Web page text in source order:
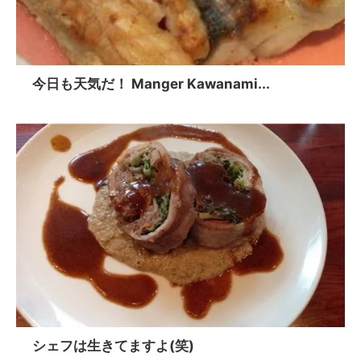
今日も天気だ！ Manger Kawanami...
シェフは生きてますよ(笑)